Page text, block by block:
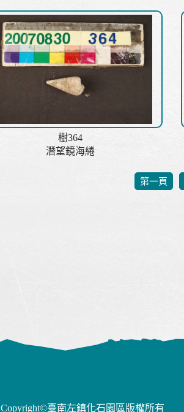
樹364
潛望鏡海綣
第一頁
Copyright©臺南左鎮化石園區版權所有